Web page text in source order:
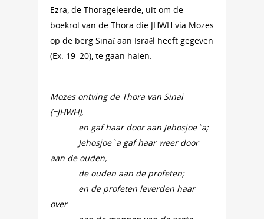
Ezra, de Thorageleerde, uit om de
boekrol van de Thora die JHWH via Mozes
op de berg Sinaï aan Israël heeft gegeven
(Ex. 19–20), te gaan halen.
Mozes ontving de Thora van Sinai
(=JHWH),
en gaf haar door aan Jehosjoe`a;
Jehosjoe`a gaf haar weer door
aan de ouden,
de ouden aan de profeten;
en de profeten leverden haar
over